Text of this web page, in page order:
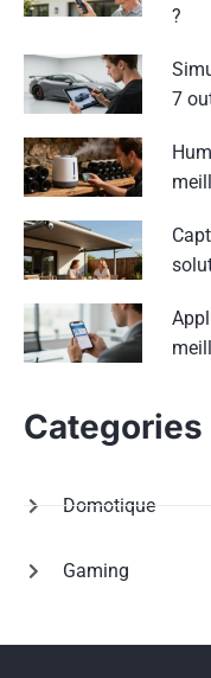
?
7
Categories
Domotique
Gaming